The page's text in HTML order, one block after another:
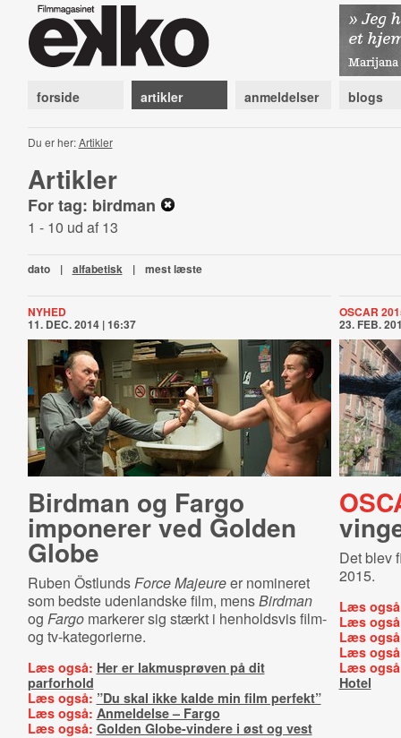
forside artikler anmeldelser blogs
Du er her:Artikler
Artikler
For tag: birdman
1 - 10 ud af 13
dato | alfabetisk | mest læste
NYHED
11. DEC. 2014 | 16:37
Birdman og Fargo
imponerer ved Golden
Globe
Ruben ÖstlundsForce Majeureer nomineret
som bedste udenlandske film, mensBirdman
og Fargomarkerer sig stærkt i henholdsvis film-
og tv-kategorierne.
Læs også: Her er lakmusprøven på dit
parforhold
Læs også: ”Du skal ikke kalde min film perfekt”
Læs også: Anmeldelse – Fargo
Læs også: Golden Globe-vindere i øst og vest
OSCAR
23. FEB.
Det blev
2015.
Læs
Læs
Læs
Læs
Læs
Hotel